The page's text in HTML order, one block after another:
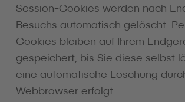
Session-Cookies werden nach
Besuchs automatisch gelöscht.
Cookies bleiben auf Ihrem
gespeichert, bis Sie diese selbst
eine automatische Löschung
Webbrowser erfolgt.